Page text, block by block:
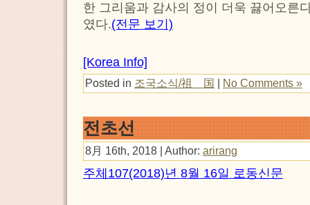
한 그리움과 감사의 정이 더욱 끓어오른
였다.(전문 보기)
[Korea Info]
Posted in 조국소식/祖 国 | No Comments »
전초선
8月 16th, 2018 | Author: arirang
주체107(2018)년 8월 16일 로동신문